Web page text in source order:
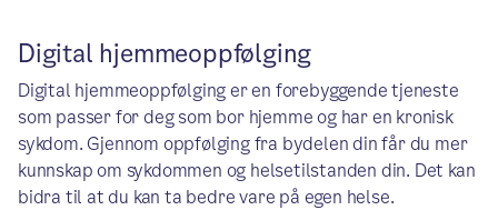
Digital hjemmeoppfølging
Digital hjemmeoppfølging er en forebyggende tjeneste
som passer for deg som bor hjemme og har en kronisk
sykdom. Gjennom oppfølging fra bydelen din får du mer
kunnskap om sykdommen og helsetilstanden din. Det kan
bidra til at du kan ta bedre vare på egen helse.